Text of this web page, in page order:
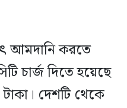
আমদানি করতে
চার্জ দিতে হয়েছে
দেশটি থেকে